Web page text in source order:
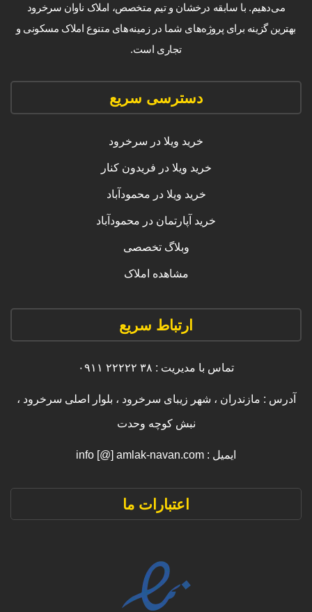
می‌دهیم. با سابقه درخشان و تیم متخصص، املاک ناوان سرخرود
بهترین گزینه برای پروژه‌های شما در زمینه‌های متنوع املاک مسکونی و
تجاری است.
دسترسی سریع
خرید ویلا در سرخرود
خرید ویلا در فریدون کنار
خرید ویلا در محمودآباد
خرید آپارتمان در محمودآباد
وبلاگ تخصصی
مشاهده املاک
ارتباط سریع
تماس با مدیریت : ۳۸ ۲۲۲۲۲ ۰۹۱۱
آدرس : مازندران ، شهر زیبای سرخرود ، بلوار اصلی سرخرود ،
نبش کوچه وحدت
ایمیل : info [@] amlak-navan.com
اعتبارات ما